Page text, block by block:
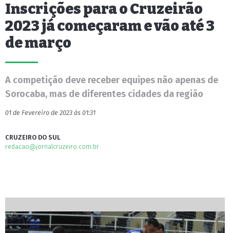
Inscrições para o Cruzeirão
2023 já começaram e vão até 3
de março
A competição deve receber equipes não apenas de
Sorocaba, mas de diferentes cidades da região
01 de Fevereiro de 2023 às 01:31
CRUZEIRO DO SUL
redacao@jornalcruzeiro.com.br